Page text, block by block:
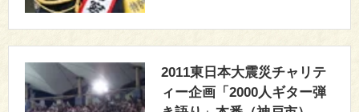
2011東日本大震災チャリテ
ィー企画「2000人ギター弾